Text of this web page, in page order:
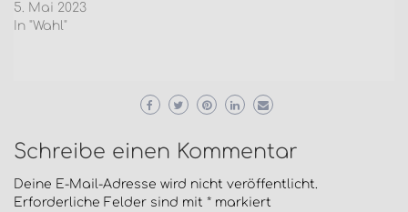
5. Mai 2023
In "Wahl"
Schreibe einen Kommentar
Deine E-Mail-Adresse wird nicht veröffentlicht.
Erforderliche Felder sind mit * markiert